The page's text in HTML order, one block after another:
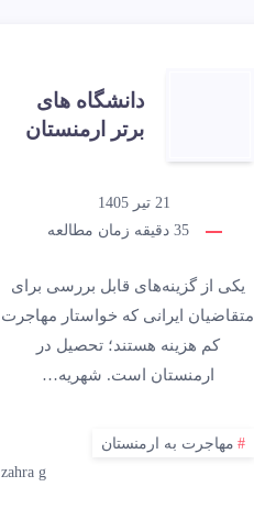
دانشگاه های
برتر ارمنستان
21 تیر 1405
35 دقیقه زمان مطالعه
یکی از گزینه‌های قابل بررسی برای
متقاضیان ایرانی که خواستار مهاجرت
کم هزینه هستند؛ تحصیل در
ارمنستان است. شهریه…
مهاجرت به ارمنستان
zahra g